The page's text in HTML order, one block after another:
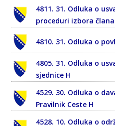
4811. 31. Odluka o
proceduri izbora člana
4810. 31. Odluka o
4805. 31. Odluka o
sjednice H
4529. 30. Odluka o
Pravilnik Ceste H
4528. 10. Odluka o